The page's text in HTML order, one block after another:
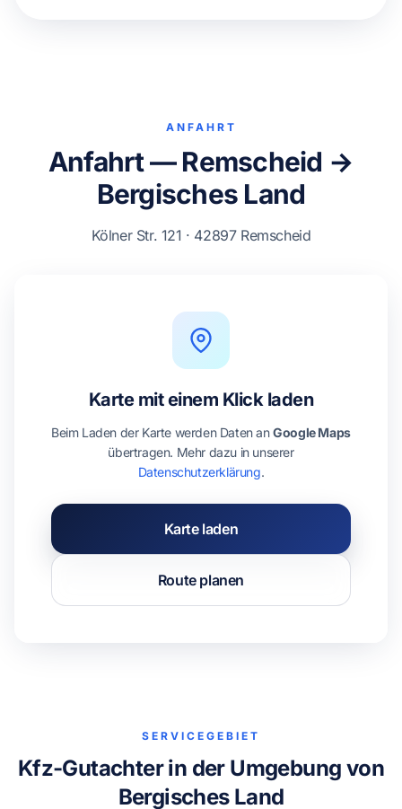
ANFAHRT
Anfahrt — Remscheid →
Bergisches Land
Kölner Str. 121 · 42897 Remscheid
Karte mit einem Klick laden
Beim Laden der Karte werden Daten anGoogle Maps
übertragen. Mehr dazu in unserer
Datenschutzerklärung.
Karte laden
Route planen
SERVICEGEBIET
Kfz-Gutachter in der Umgebung von
Bergisches Land